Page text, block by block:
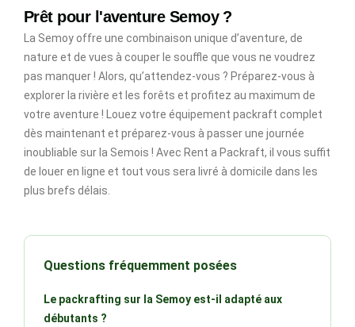
Prêt pour l'aventure Semoy ?
La Semoy offre une combinaison unique d’aventure, de
nature et de vues à couper le souffle que vous ne voudrez
pas manquer ! Alors, qu’attendez-vous ? Préparez-vous à
explorer la rivière et les forêts et profitez au maximum de
votre aventure ! Louez votre équipement packraft complet
dès maintenant et préparez-vous à passer une journée
inoubliable sur la Semois ! Avec Rent a Packraft, il vous suffit
de louer en ligne et tout vous sera livré à domicile dans les
plus brefs délais.
Questions fréquemment posées
Le packrafting sur la Semoy est-il adapté aux
débutants ?